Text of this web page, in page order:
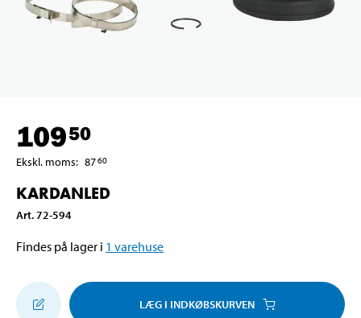
10950
Ekskl. moms: 8760
KARDANLED
Art.72-594
Findes på lager i 1 varehuse
LÆG I INDKØBSKURVEN